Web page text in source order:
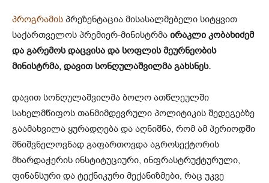
პროგრამის პრეზენტაცია მისასალმებელი სიტყვით
საქართველოს პრემიერ-მინისტრმა ირაკლი კობახიძემ
და გარემოს დაცვისა და სოფლის მეურნეობის
მინისტრმა, დავით სონღულაშვილმა გახსნეს.
დავით სონღულაშვილმა ბოლო ათწლეულში
სახელმწიფოს თანმიმდევრული პოლიტიკის შედეგებზე
გაამახვილა ყურადღება და აღნიშნა, რომ ამ პერიოდში
მნიშვნელოვნად გაფართოვდა აგროსექტორის
მხარდაჭერის ინსტიტუციური, ინფრასტრუქტურული,
ფინანსური და ტექნიკური მექანიზმები, რაც უკვე